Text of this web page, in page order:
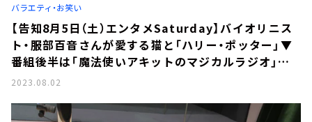
バラエティ・お笑い
【告知8月5日（土）エンタメSaturday】バイオリニス
ト・服部百音さんが愛する猫と「ハリー・ポッター」▼
番組後半は「魔法使いアキットのマジカルラジオ」の
ゲストはタレント・俳優の松田杏咲さん
2023.08.02